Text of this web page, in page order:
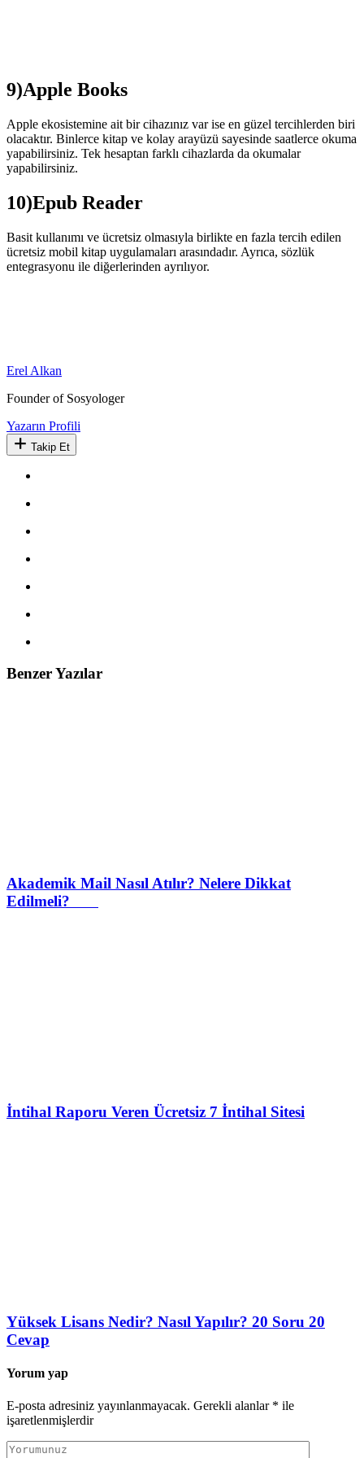
9)Apple Books
Apple ekosistemine ait bir cihazınız var ise en güzel tercihlerden biri
olacaktır. Binlerce kitap ve kolay arayüzü sayesinde saatlerce okuma
yapabilirsiniz. Tek hesaptan farklı cihazlarda da okumalar
yapabilirsiniz.
10)Epub Reader
Basit kullanımı ve ücretsiz olmasıyla birlikte en fazla tercih edilen
ücretsiz mobil kitap uygulamaları arasındadır. Ayrıca, sözlük
entegrasyonu ile diğerlerinden ayrılıyor.
Erel Alkan
Founder of Sosyologer
Yazarın Profili
Takip Et
Benzer Yazılar
Akademik Mail Nasıl Atılır? Nelere Dikkat
Edilmeli?
İntihal Raporu Veren Ücretsiz 7 İntihal Sitesi
Yüksek Lisans Nedir? Nasıl Yapılır? 20 Soru 20
Cevap
Yorum yap
E-posta adresiniz yayınlanmayacak. Gerekli alanlar * ile
işaretlenmişlerdir